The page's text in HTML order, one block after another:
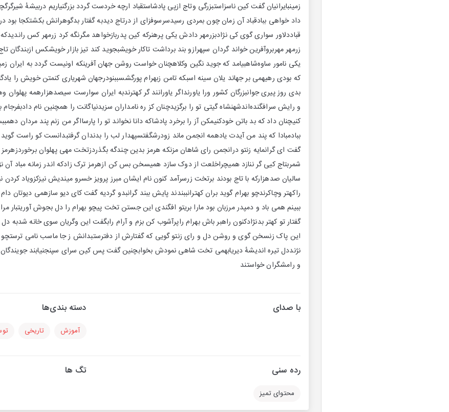
زمینبایرانیان گفت کین ناسزاستبزرگی وتاج ازپی پادشاستقباد ارچه خردست گردد بزرگنیاریم دربیشهٔ
داد خواهی ببادقباد آن زمان چون بمردی رسیدسرسوفزای از درتاج دیدبه گفتار بدگوهرانش بکشتکجا
قباددلاور سواری گوی کی نژادبزرمهر دادش یکی پرهنرکه کین پدربازخواهد مگرنگه کرد زرمهر کس
زرمهر مهربروآفرین خواند گردان سپهرازو بند برداشت تاکار خویشبجوید کند تیز بازار خویشکس ازبندگان
یکی نامور ساوه‌شاهبیامد که جوید نگین وکلاهچنان خواست روشن جهان آفرینکه اونیست گردد به ایران
که بودی رهیهمی بر جهاند یلان سینه اسبکه تامن زبهرام پورگشسببنودرجهان شهریاری کنمتن خویش را
بدی روز پیری جوانبزرگان کشور ورا یاورنداگر یاورانند گر کهترندبه ایران سوارست سیصدهزارهمه پهلوان
و رایش سرافگنده‌اندشهنشاه گیتی تو را برگزیدچنان کز ره نامداران سزیدنیاگانت را همچنین نام
کنیچنان داد که بد باتن خودکنیمکن آز را برخرد پادشاکه دانا نخواند تو را پارسااگر من زنم پند مردان
ببادمبادا که پند من آیدت یادهمه انجمن ماند زودرشگفتسپهدار لب را بدندان گرفتبدانست کو راست
گفت ای گرانمایه زنتو درانجمن رای شاهان مزنکه هرمز بدین چندگه بگذردزتخت مهی پهلوان برخوردزهرمز
شمربتاج کیی گر ننازد همیچراخلعت از دوک سازد همیسخن بس کن ازهرمز ترک زادکه اندر زمانه مباد آن
سالیان صدهزارکه با تاج بودند برتخت زرسرآمد کنون نام ایشان مبرز پرویز خسرو میندیش نیزکزویاد کردن
راکهتر وچاکرندچو بهرام گوید بران کهترانببندند پایش ببند گرانبدو گردیه گفت کای دیو سازهمی دیوتان
ببینم همی باد و دمپدر مرزبان بود مارا بریتو افگندی این جستن تخت پیچو بهرام را دل بجوش آوریتبار
گفتار تو کهتر بدنژادکنون راهبر باش بهرام راپرآشوب کن بزم و آرام رابگفت این وگریان سوی خانه
این پاک زنسخن گوی و روشن دل و رای زنتو گویی که گفتارش از دفترستبدانش ز جا ماسب نامی ترستچو
نژنددل تیره اندیشهٔ دیریابهمی تخت شاهی نمودش بخوابچنین گفت پس کین سرای سپنجنیابند جویندگان
و رامشگران خواستند
با صدای دسته بندی‌ها
آموزش تاریخی
رده سنی
محتوای تمیز
تگ ها